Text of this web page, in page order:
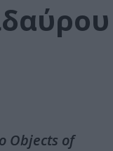
Objects of